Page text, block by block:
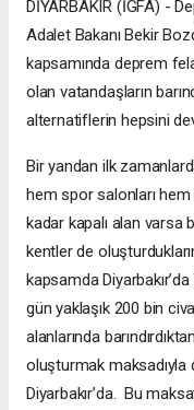
DİYARBAKIR (İGFA) -
Adalet Bakanı Bekir
kapsamında deprem
olan vatandaşların
alternatiflerin hepsini
Bir yandan ilk
hem spor salonları
kadar kapalı alan varsa
kentler de
kapsamda
gün yaklaşık 200 bin
alanlarında
oluşturmak maksadıyla
Diyarbakır’da. Bu